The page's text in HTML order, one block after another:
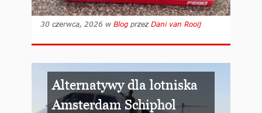
30 czerwca, 2026 w Blog przez Dani van Rooij
Alternatywy dla lotniska
Amsterdam Schiphol